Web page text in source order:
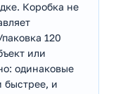
Коробка не
120
или
одинаковые
быстрее, и